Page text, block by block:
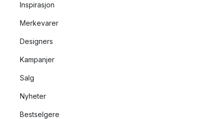
Inspirasjon
Merkevarer
Designers
Kampanjer
Salg
Nyheter
Bestselgere